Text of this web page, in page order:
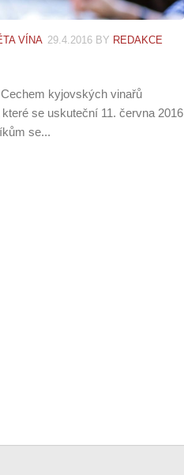
VÍNA 29.4.2016 BY REDAKCE
kyjovských vinařů
se uskuteční 11. června 2016
se...